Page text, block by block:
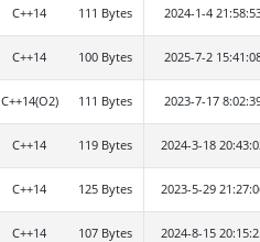
C++14 111 Bytes 2024-1-4
C++14 100 Bytes 2025-7-2
C++14(O2) 111 Bytes 2023-7-17
C++14 119 Bytes 2024-3-18
C++14 125 Bytes 2023-5-29
C++14 107 Bytes 2024-8-15